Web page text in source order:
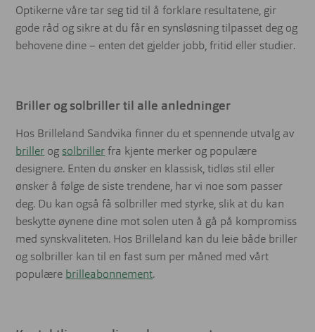
Optikerne våre tar seg tid til å forklare resultatene, gir
gode råd og sikre at du får en synsløsning tilpasset deg og
behovene dine – enten det gjelder jobb, fritid eller studier.
Briller og solbriller til alle anledninger
Hos Brilleland Sandvika finner du et spennende utvalg av
briller ogsolbriller fra kjente merker og populære
designere. Enten du ønsker en klassisk, tidløs stil eller
ønsker å følge de siste trendene, har vi noe som passer
deg. Du kan også få solbriller med styrke, slik at du kan
beskytte øynene dine mot solen uten å gå på kompromiss
med synskvaliteten. Hos Brilleland kan du leie både briller
og solbriller kan til en fast sum per måned med vårt
populære brilleabonnement.